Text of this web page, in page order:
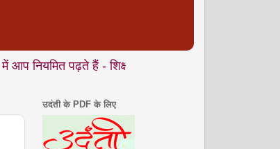
पढ़ते हैं - शिक्षा • समाज • कला- संस्कृति • पर्यावरण
उदंती के PDF के लिए